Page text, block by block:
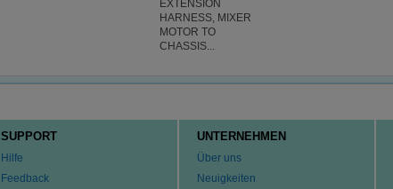
EXTENSION
HARNESS, MIXER
MOTOR TO
CHASSIS...
SUPPORT
Hilfe
Feedback
UNTERNEHMEN
Über uns
Neuigkeiten